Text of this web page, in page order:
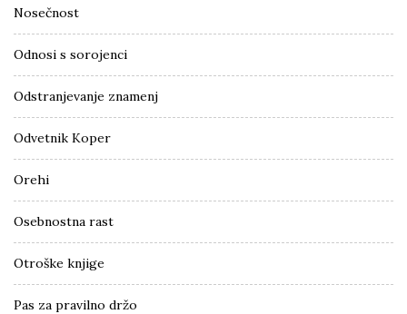
Nosečnost
Odnosi s sorojenci
Odstranjevanje znamenj
Odvetnik Koper
Orehi
Osebnostna rast
Otroške knjige
Pas za pravilno držo